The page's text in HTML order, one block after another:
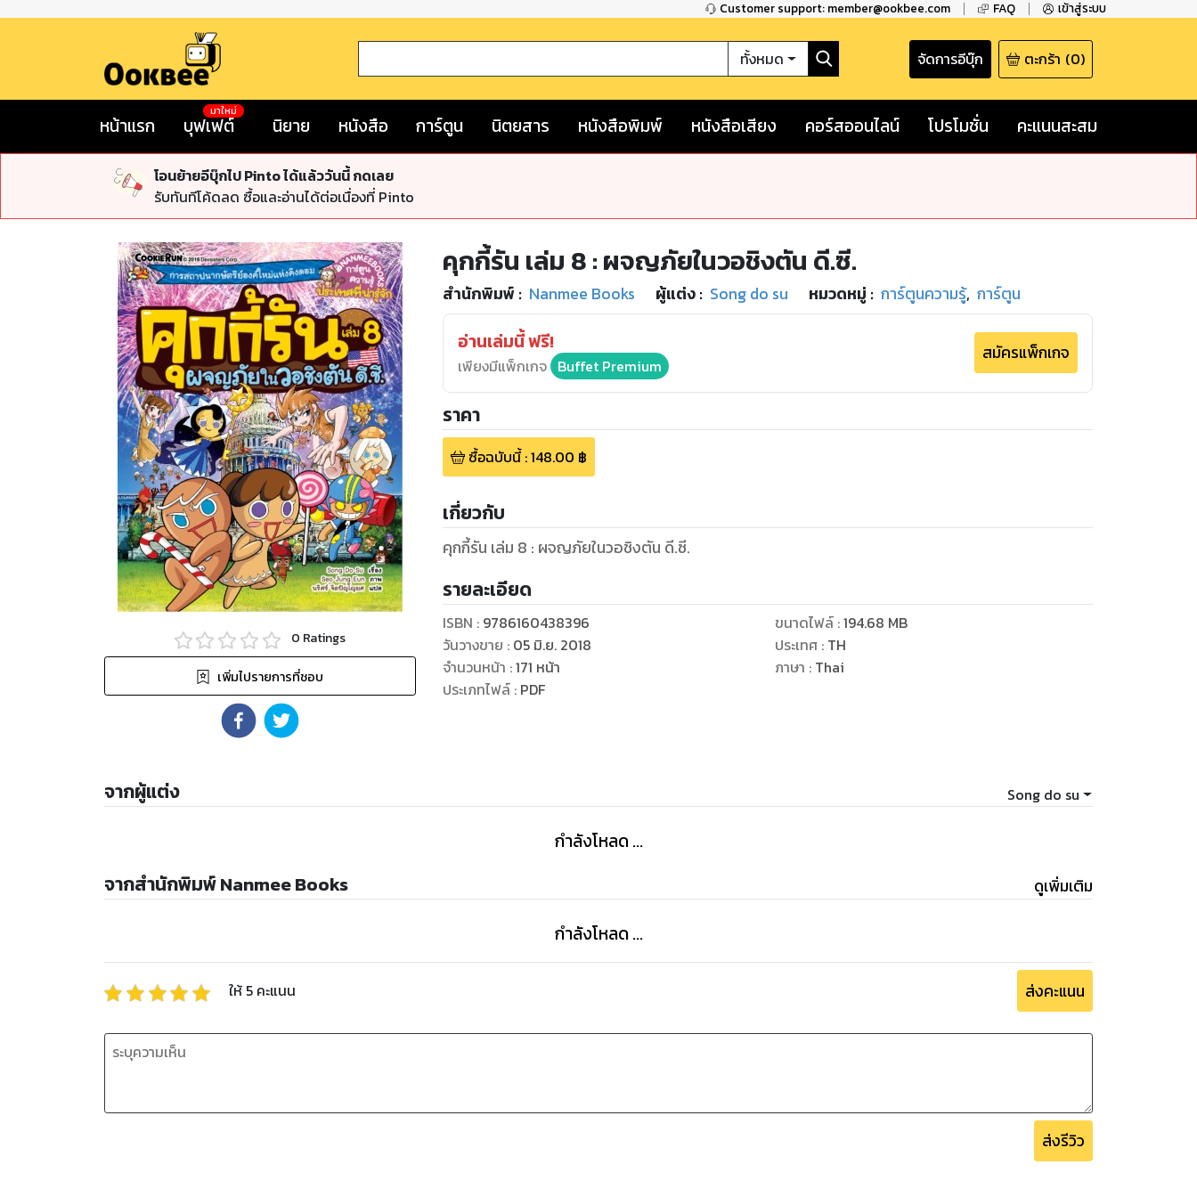
Customer support: member@ookbee.com FAQ เข้าสู่ระบบ
ทั้งหมด จัดการอีบุ๊ก ตะกร้า (0)
หน้าแรก บุฟเฟต์
มาใหม่
นิยาย หนังสือ การ์ตูน นิตยสาร หนังสือพิมพ์ หนังสือเสียง คอร์สออนไลน์ โปรโมชั่น คะแนนสะสม
โอนย้ายอีบุ๊กไป Pinto ได้แล้ววันนี้ กดเลย
รับทันทีโค้ดลด ซื้อและอ่านได้ต่อเนื่องที่ Pinto
0 Ratings
เพิ่มไปรายการที่ชอบ
คุกกี้รัน เล่ม 8 : ผจญภัยในวอชิงตัน ดี.ซี.
สำนักพิมพ์ : Nanmee Books ผู้แต่ง : Song do su หมวดหมู่ : การ์ตูนความรู้, การ์ตูน
อ่านเล่มนี้ ฟรี!
เพียงมีแพ็กเกจ Buffet Premium
สมัครแพ็กเกจ
ราคา
ซื้อฉบับนี้:148.00 ฿
เกี่ยวกับ
คุกกี้รัน เล่ม 8 : ผจญภัยในวอชิงตัน ดี.ซี.
รายละเอียด
ISBN : 9786160438396
วันวางขาย : 05 มิ.ย. 2018
จำนวนหน้า :171 หน้า
ประเภทไฟล์: PDF
ขนาดไฟล์:194.68 MB
ประเทศ : TH
ภาษา : Thai
จากผู้แต่ง Song do su
กำลังโหลด ...
จากสำนักพิมพ์ Nanmee Books ดูเพิ่มเติม
กำลังโหลด ...
ให้ 5 คะแนน ส่งคะแนน
ส่งรีวิว